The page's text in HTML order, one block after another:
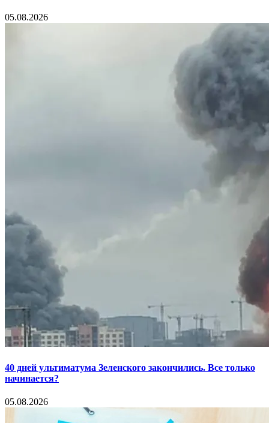
05.08.2026
40 дней ультиматума Зеленского закончились. Все только
начинается?
05.08.2026